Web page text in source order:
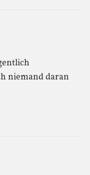
niemand daran